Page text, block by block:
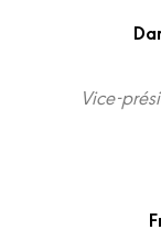
Vice-